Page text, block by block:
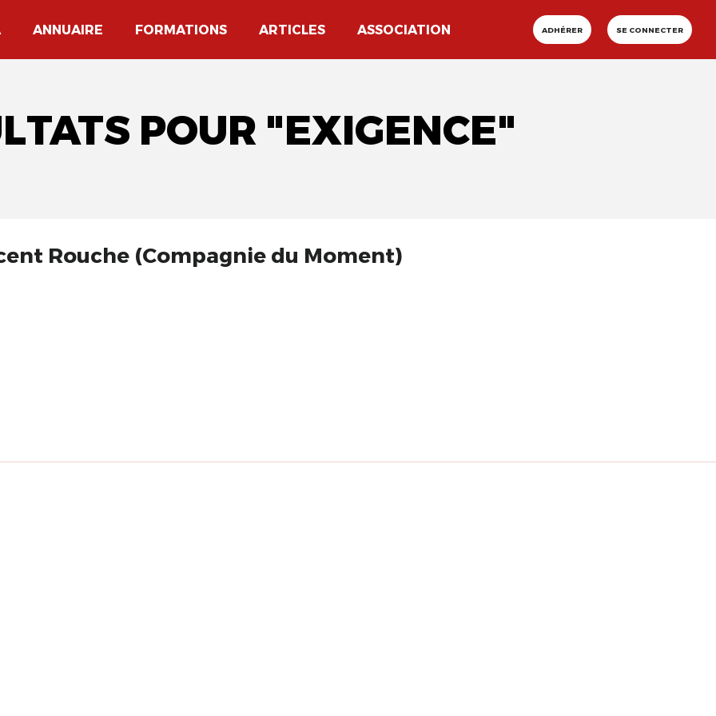
ANNUAIRE FORMATIONS ARTICLES ASSOCIATION ADHÉRER SE CONNECTER
POUR "EXIGENCE"
Rouche (Compagnie du Moment)